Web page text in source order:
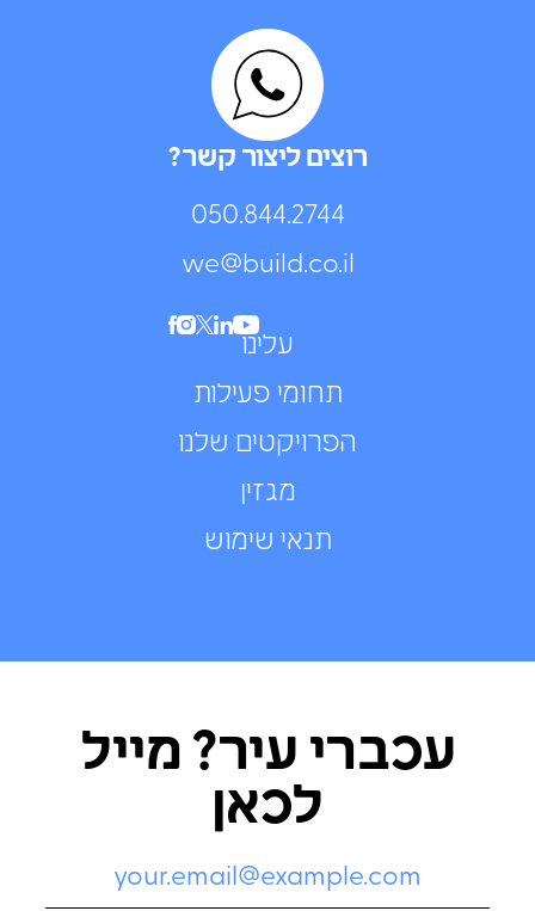
עלינו
תחומי פעילות
הפרויקטים שלנו
מגזין
תנאי שימוש
רוצים ליצור קשר?
050.844.2744⁩
we@build.co.il
עכברי עיר? מייל
לכאן